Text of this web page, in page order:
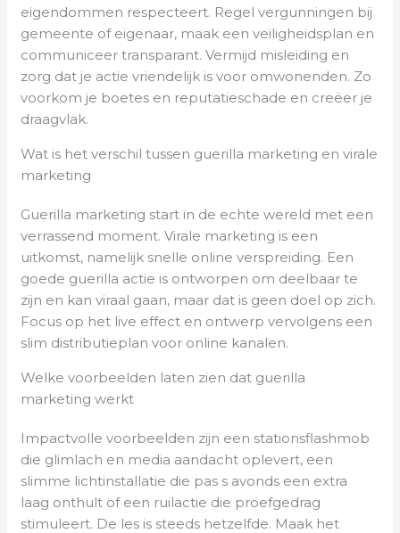
eigendommen respecteert. Regel vergunningen bij
gemeente of eigenaar, maak een veiligheidsplan en
communiceer transparant. Vermijd misleiding en
zorg dat je actie vriendelijk is voor omwonenden. Zo
voorkom je boetes en reputatieschade en creëer je
draagvlak.
Wat is het verschil tussen guerilla marketing en virale
marketing
Guerilla marketing start in de echte wereld met een
verrassend moment. Virale marketing is een
uitkomst, namelijk snelle online verspreiding. Een
goede guerilla actie is ontworpen om deelbaar te
zijn en kan viraal gaan, maar dat is geen doel op zich.
Focus op het live effect en ontwerp vervolgens een
slim distributieplan voor online kanalen.
Welke voorbeelden laten zien dat guerilla
marketing werkt
Impactvolle voorbeelden zijn een stationsflashmob
die glimlach en media aandacht oplevert, een
slimme lichtinstallatie die pas s avonds een extra
laag onthult of een ruilactie die proefgedrag
stimuleert. De les is steeds hetzelfde. Maak het